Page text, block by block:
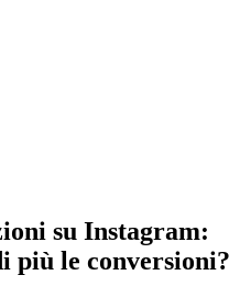
su Instagram:
più le conversioni?